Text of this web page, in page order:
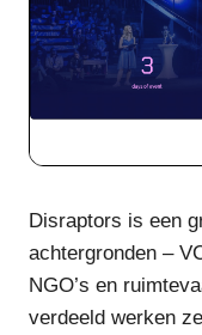
Disraptors is een
achtergronden –
NGO’s en
verdeeld werken